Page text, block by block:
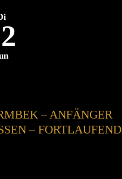
– ANFÄNGER
– FORTLAUFEND